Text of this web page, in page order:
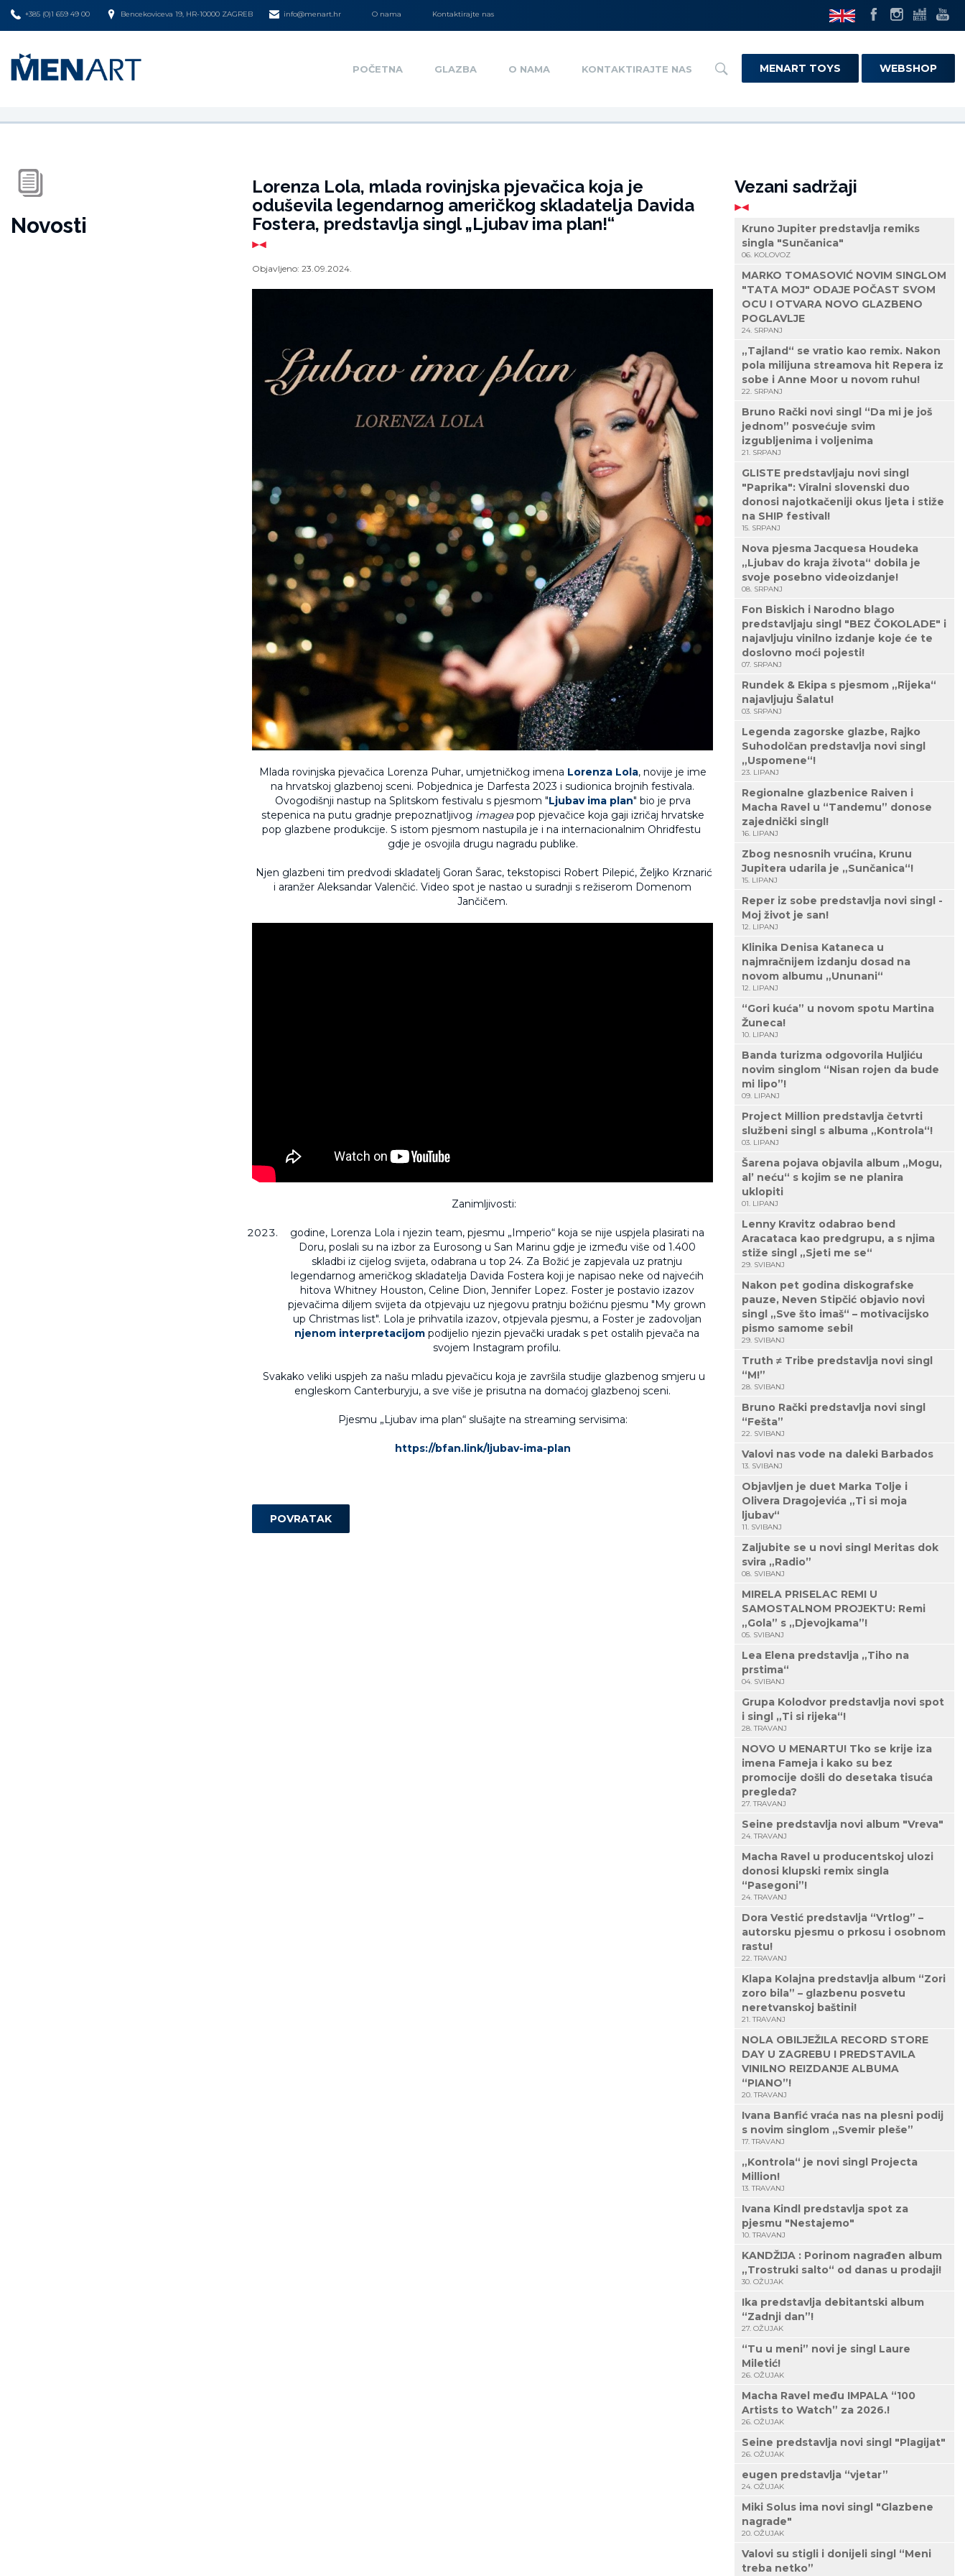
+385 (0)1 659 49 00 Bencekoviceva 19, HR-10000 ZAGREB info@menart.hr O nama Kontaktirajte nas
POČETNA GLAZBA O NAMA KONTAKTIRAJTE NAS MENART TOYS WEBSHOP
Novosti
Lorenza Lola, mlada rovinjska pjevačica koja je
oduševila legendarnog američkog skladatelja Davida
Fostera, predstavlja singl „Ljubav ima plan!“
Objavljeno: 23.09.2024.
Mlada rovinjska pjevačica Lorenza Puhar, umjetničkog imena Lorenza Lola, novije je ime
na hrvatskoj glazbenoj sceni. Pobjednica je Darfesta 2023 i sudionica brojnih festivala.
Ovogodišnji nastup na Splitskom festivalu s pjesmom "Ljubav ima plan" bio je prva
stepenica na putu gradnje prepoznatljivog imageapop pjevačice koja gaji izričaj hrvatske
pop glazbene produkcije. S istom pjesmom nastupila je i na internacionalnim Ohridfestu
gdje je osvojila drugu nagradu publike.
Njen glazbeni tim predvodi skladatelj Goran Šarac, tekstopisci Robert Pilepić, Željko Krznarić
i aranžer Aleksandar Valenčić. Video spot je nastao u suradnji s režiserom Domenom
Jančičem.
Zanimljivosti:
godine, Lorenza Lola i njezin team, pjesmu „Imperio“ koja se nije uspjela plasirati na
Doru, poslali su na izbor za Eurosong u San Marinu gdje je između više od 1.400
skladbi iz cijelog svijeta, odabrana u top 24. Za Božić je zapjevala uz pratnju
legendarnog američkog skladatelja Davida Fostera koji je napisao neke od najvećih
hitova Whitney Houston, Celine Dion, Jennifer Lopez. Foster je postavio izazov
pjevačima diljem svijeta da otpjevaju uz njegovu pratnju božićnu pjesmu "My grown
up Christmas list". Lola je prihvatila izazov, otpjevala pjesmu, a Foster je zadovoljan
njenom interpretacijom podijelio njezin pjevački uradak s pet ostalih pjevača na
svojem Instagram profilu.
Svakako veliki uspjeh za našu mladu pjevačicu koja je završila studije glazbenog smjeru u
engleskom Canterburyju, a sve više je prisutna na domaćoj glazbenoj sceni.
Pjesmu „Ljubav ima plan“ slušajte na streaming servisima:
https://bfan.link/ljubav-ima-plan
POVRATAK
Vezani sadržaji
Kruno Jupiter predstavlja remiks
singla "Sunčanica"
06. KOLOVOZ
MARKO TOMASOVIĆ NOVIM SINGLOM
"TATA MOJ" ODAJE POČAST SVOM
OCU I OTVARA NOVO GLAZBENO
POGLAVLJE
24. SRPANJ
„Tajland“ se vratio kao remix. Nakon
pola milijuna streamova hit Repera iz
sobe i Anne Moor u novom ruhu!
22. SRPANJ
Bruno Rački novi singl “Da mi je još
jednom” posvećuje svim
izgubljenima i voljenima
21. SRPANJ
GLISTE predstavljaju novi singl
"Paprika": Viralni slovenski duo
donosi najotkačeniji okus ljeta i stiže
na SHIP festival!
15. SRPANJ
Nova pjesma Jacquesa Houdeka
„Ljubav do kraja života“ dobila je
svoje posebno videoizdanje!
08. SRPANJ
Fon Biskich i Narodno blago
predstavljaju singl "BEZ ČOKOLADE" i
najavljuju vinilno izdanje koje će te
doslovno moći pojesti!
07. SRPANJ
Rundek & Ekipa s pjesmom „Rijeka“
najavljuju Šalatu!
03. SRPANJ
Legenda zagorske glazbe, Rajko
Suhodolčan predstavlja novi singl
„Uspomene“!
23. LIPANJ
Regionalne glazbenice Raiven i
Macha Ravel u “Tandemu” donose
zajednički singl!
16. LIPANJ
Zbog nesnosnih vrućina, Krunu
Jupitera udarila je „Sunčanica“!
15. LIPANJ
Reper iz sobe predstavlja novi singl -
Moj život je san!
12. LIPANJ
Klinika Denisa Kataneca u
najmračnijem izdanju dosad na
novom albumu „Ununani“
12. LIPANJ
“Gori kuća” u novom spotu Martina
Žuneca!
10. LIPANJ
Banda turizma odgovorila Huljiću
novim singlom “Nisan rojen da bude
mi lipo”!
09. LIPANJ
Project Million predstavlja četvrti
službeni singl s albuma „Kontrola“!
03. LIPANJ
Šarena pojava objavila album „Mogu,
al’ neću“ s kojim se ne planira
uklopiti
01. LIPANJ
Lenny Kravitz odabrao bend
Aracataca kao predgrupu, a s njima
stiže singl „Sjeti me se“
29. SVIBANJ
Nakon pet godina diskografske
pauze, Neven Stipčić objavio novi
singl „Sve što imaš“ – motivacijsko
pismo samome sebi!
29. SVIBANJ
Truth ≠ Tribe predstavlja novi singl
“M!”
28. SVIBANJ
Bruno Rački predstavlja novi singl
“Fešta”
22. SVIBANJ
Valovi nas vode na daleki Barbados
13. SVIBANJ
Objavljen je duet Marka Tolje i
Olivera Dragojevića „Ti si moja
ljubav“
11. SVIBANJ
Zaljubite se u novi singl Meritas dok
svira „Radio”
08. SVIBANJ
MIRELA PRISELAC REMI U
SAMOSTALNOM PROJEKTU: Remi
„Gola” s „Djevojkama”!
05. SVIBANJ
Lea Elena predstavlja „Tiho na
prstima“
04. SVIBANJ
Grupa Kolodvor predstavlja novi spot
i singl „Ti si rijeka“!
28. TRAVANJ
NOVO U MENARTU! Tko se krije iza
imena Fameja i kako su bez
promocije došli do desetaka tisuća
pregleda?
27. TRAVANJ
Seine predstavlja novi album "Vreva"
24. TRAVANJ
Macha Ravel u producentskoj ulozi
donosi klupski remix singla
“Pasegoni”!
24. TRAVANJ
Dora Vestić predstavlja “Vrtlog” –
autorsku pjesmu o prkosu i osobnom
rastu!
22. TRAVANJ
Klapa Kolajna predstavlja album “Zori
zoro bila” – glazbenu posvetu
neretvanskoj baštini!
21. TRAVANJ
NOLA OBILJEŽILA RECORD STORE
DAY U ZAGREBU I PREDSTAVILA
VINILNO REIZDANJE ALBUMA
“PIANO”!
20. TRAVANJ
Ivana Banfić vraća nas na plesni podij
s novim singlom „Svemir pleše”
17. TRAVANJ
„Kontrola“ je novi singl Projecta
Million!
13. TRAVANJ
Ivana Kindl predstavlja spot za
pjesmu "Nestajemo"
10. TRAVANJ
KANDŽIJA : Porinom nagrađen album
„Trostruki salto“ od danas u prodaji!
30. OŽUJAK
Ika predstavlja debitantski album
“Zadnji dan”!
27. OŽUJAK
“Tu u meni” novi je singl Laure
Miletić!
26. OŽUJAK
Macha Ravel među IMPALA “100
Artists to Watch” za 2026.!
26. OŽUJAK
Seine predstavlja novi singl "Plagijat"
26. OŽUJAK
eugen predstavlja “vjetar”
24. OŽUJAK
Miki Solus ima novi singl "Glazbene
nagrade"
20. OŽUJAK
Valovi su stigli i donijeli singl “Meni
treba netko”